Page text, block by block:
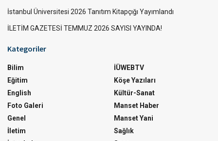
İstanbul Üniversitesi 2026 Tanıtım Kitapçığı Yayımlandı
İLETİM GAZETESİ TEMMUZ 2026 SAYISI YAYINDA!
Kategoriler
Bilim
Eğitim
English
Foto Galeri
Genel
İletim
İÜWEBTV
Köşe Yazıları
Kültür-Sanat
Manset Haber
Manset Yani
Sağlık